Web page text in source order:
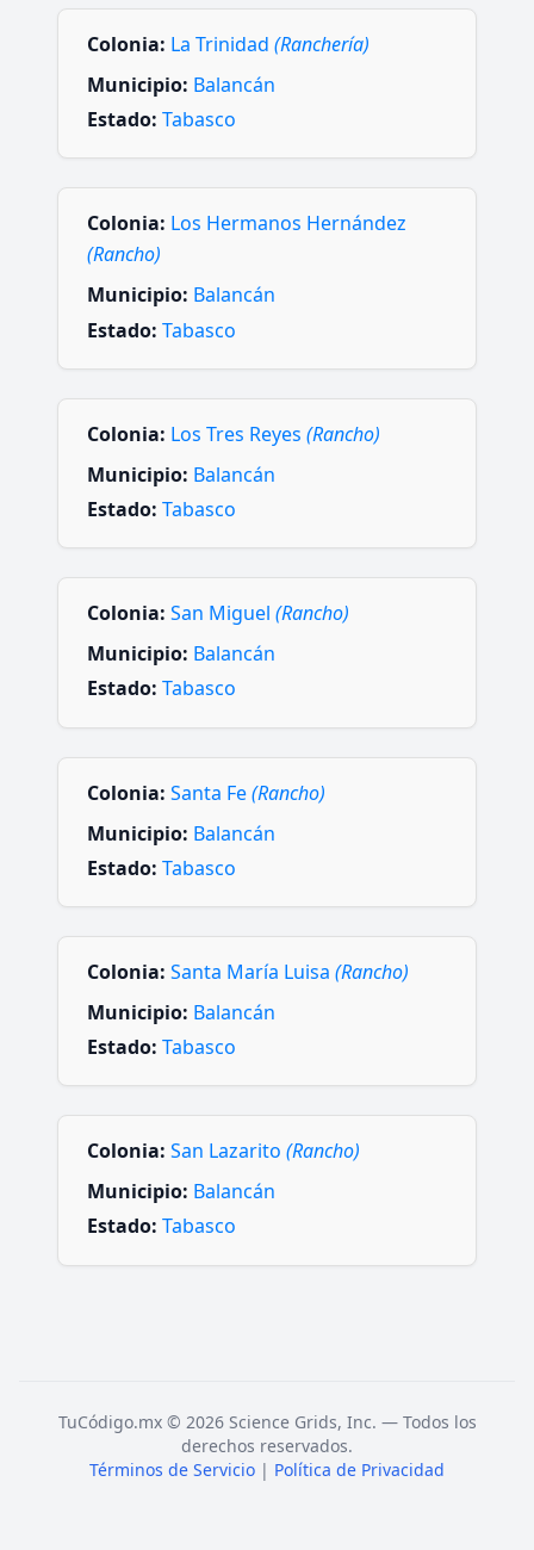
Colonia: La Trinidad (Ranchería)
Municipio: Balancán
Estado: Tabasco
Colonia: Los Hermanos Hernández
(Rancho)
Municipio: Balancán
Estado: Tabasco
Colonia: Los Tres Reyes (Rancho)
Municipio: Balancán
Estado: Tabasco
Colonia: San Miguel (Rancho)
Municipio: Balancán
Estado: Tabasco
Colonia: Santa Fe(Rancho)
Municipio: Balancán
Estado: Tabasco
Colonia: Santa María Luisa (Rancho)
Municipio: Balancán
Estado: Tabasco
Colonia: San Lazarito (Rancho)
Municipio: Balancán
Estado: Tabasco
TuCódigo.mx © 2026 Science Grids, Inc. — Todos los
derechos reservados.
Términos de Servicio | Política de Privacidad